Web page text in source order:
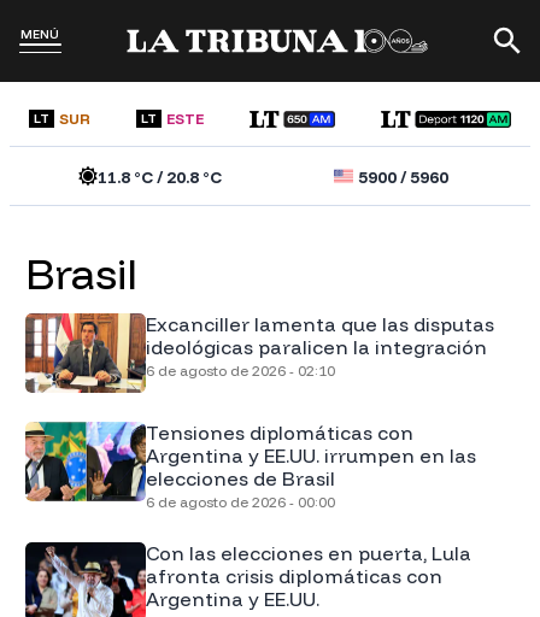
MENÚ
LT SUR LT ESTE
11.8°C /20.8°C 5900/5960
Brasil
Excanciller lamenta que las disputas
ideológicas paralicen la integración
6 de agosto de 2026 - 02:10
Tensiones diplomáticas con
Argentina y EE.UU. irrumpen en las
elecciones de Brasil
6 de agosto de 2026 - 00:00
Con las elecciones en puerta, Lula
afronta crisis diplomáticas con
Argentina y EE.UU.